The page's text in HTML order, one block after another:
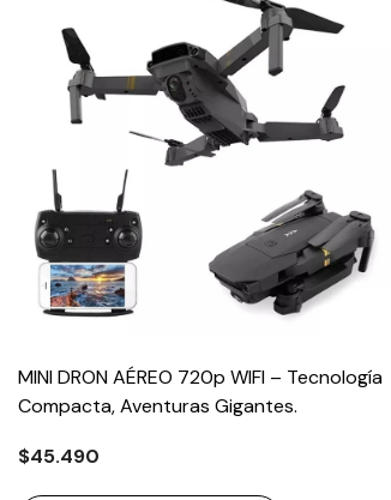
MINI DRON AÉREO 720p WIFI – Tecnología
Compacta, Aventuras Gigantes.
$45.490